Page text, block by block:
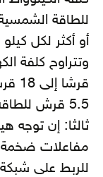
أو أكثر لكل
5.5 قرش للطاقة الشمسية.
ثالثا: إن توجه